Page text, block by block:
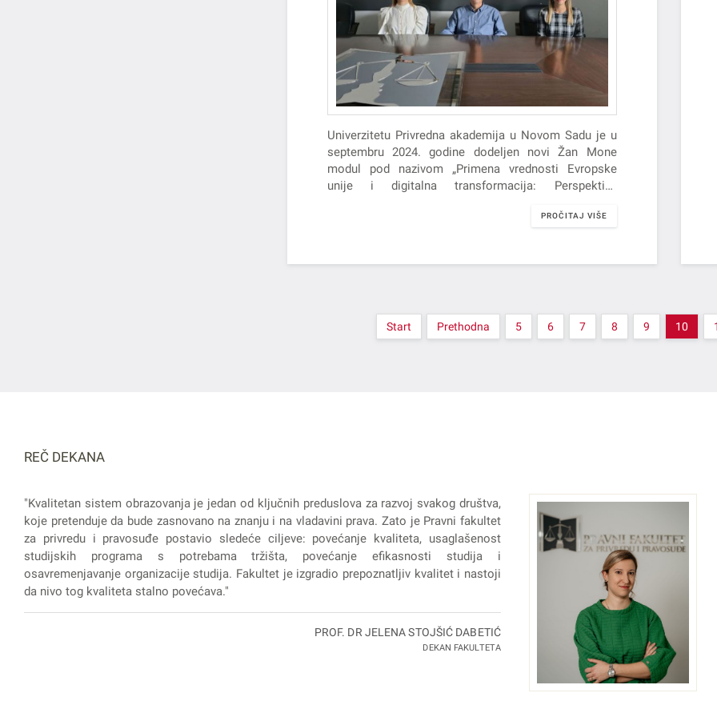
Univerzitetu Privredna akademija u Novom Sadu je u
septembru 2024. godine dodeljen novi Žan Mone
modul pod nazivom „Primena vrednosti Evropske
unije i digitalna transformacija: Perspektiva
transformation: Serbian perspective“ (EUDIGVAL).
PROČITAJ VIŠE
Start Prethodna 5 6 7 8 9 10
REČ DEKANA
"Kvalitetan sistem obrazovanja je jedan od ključnih preduslova za razvoj svakog društva,
koje pretenduje da bude zasnovano na znanju i na vladavini prava. Zato je Pravni fakultet
za privredu i pravosuđe postavio sledeće ciljeve: povećanje kvaliteta, usaglašenost
studijskih programa s potrebama tržišta, povećanje efikasnosti studija i
osavremenjavanje organizacije studija. Fakultet je izgradio prepoznatljiv kvalitet i nastoji
da nivo tog kvaliteta stalno povećava."
PROF. DR JELENA STOJŠIĆ DABETIĆ
DEKAN FAKULTETA